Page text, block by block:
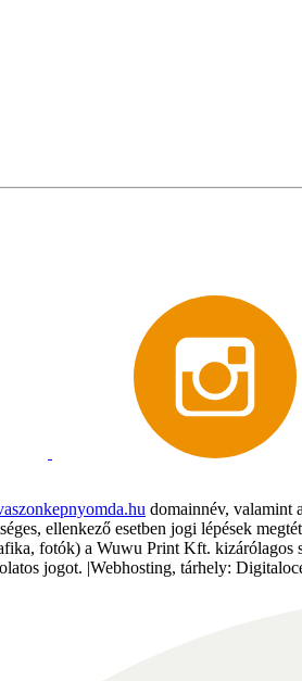
domainnév, valamint
ellenkező esetben jogi lépések
fotók) a Wuwu Print Kft.
jogot. |Webhosting, tárhely: